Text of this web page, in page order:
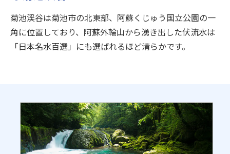
閉じる
菊池渓谷は菊池市の北東部、阿蘇くじゅう国立公園の一
角に位置しており、阿蘇外輪山から湧き出した伏流水は
「日本名水百選」にも選ばれるほど清らかです。